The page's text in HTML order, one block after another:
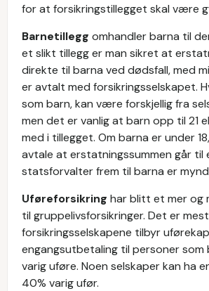
for at forsikringstillegget skal være
Barnetillegg omhandler barna til
et slikt tillegg er man sikret at
direkte til barna ved dødsfall, med
er avtalt med forsikringsselskapet.
som barn, kan være forskjellig fra
men det er vanlig at barn opp til 21
med i tillegget. Om barna er under
avtale at erstatningssummen går til
statsforvalter frem til barna er
Uføreforsikring har blitt et mer og
til gruppelivsforsikringer. Det er
forsikringsselskapene tilbyr
engangsutbetaling til personer som
varig uføre. Noen selskaper kan ha
40% varig ufør.